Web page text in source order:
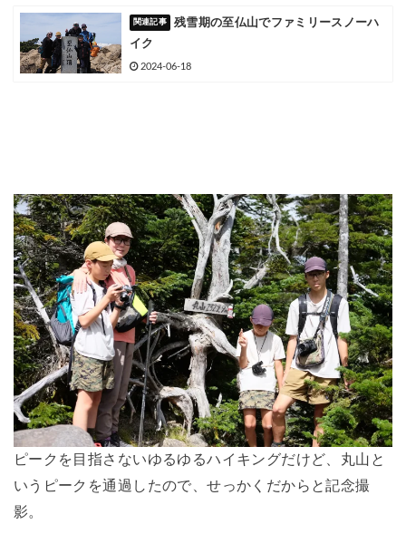
残雪期の至仏山でファミリースノーハ
イク
2024-06-18
ピークを目指さないゆるゆるハイキングだけど、丸山と
いうピークを通過したので、せっかくだからと記念撮
影。